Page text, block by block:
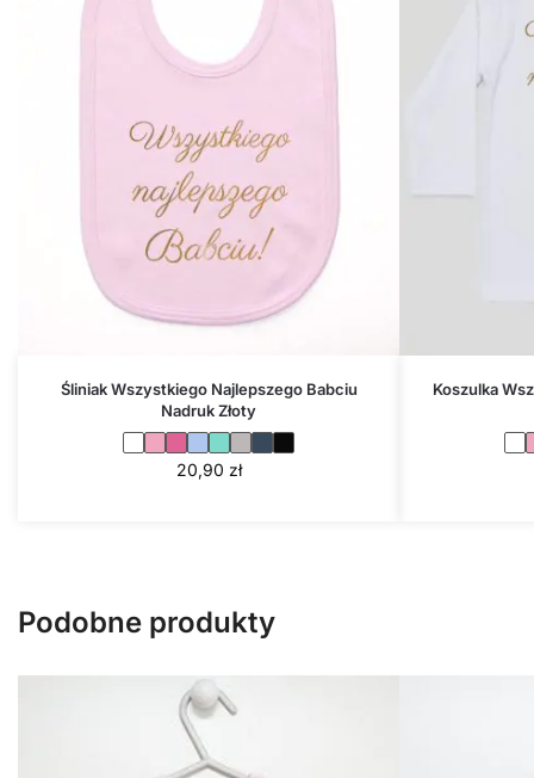
Śliniak Wszystkiego Najlepszego Babciu
Nadruk Złoty
20,90 zł
Koszulka
Podobne produkty